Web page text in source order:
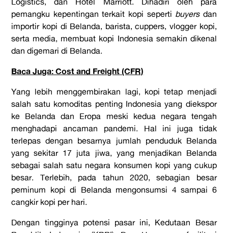
pemangku kepentingan terkait kopi seperti buyersdan
importir kopi di Belanda, barista, cuppers, vlogger kopi,
serta media, membuat kopi Indonesia semakin dikenal
dan digemari di Belanda.
Baca Juga: Cost and Freight (CFR)
Yang lebih menggembirakan lagi, kopi tetap menjadi
salah satu komoditas penting Indonesia yang diekspor
ke Belanda dan Eropa meski kedua negara tengah
menghadapi ancaman pandemi. Hal ini juga tidak
terlepas dengan besarnya jumlah penduduk Belanda
yang sekitar 17 juta jiwa, yang menjadikan Belanda
sebagai salah satu negara konsumen kopi yang cukup
besar. Terlebih, pada tahun 2020, sebagian besar
peminum kopi di Belanda mengonsumsi 4 sampai 6
cangkir kopi per hari.
Dengan tingginya potensi pasar ini, Kedutaan Besar